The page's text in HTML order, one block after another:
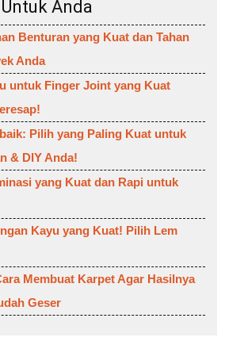
Anda
Benturan yang Kuat dan Tahan
Anda
untuk Finger Joint yang Kuat
Pilih yang Paling Kuat untuk
& DIY Anda!
yang Kuat dan Rapi untuk
Kayu yang Kuat! Pilih Lem
Membuat Karpet Agar Hasilnya
Geser